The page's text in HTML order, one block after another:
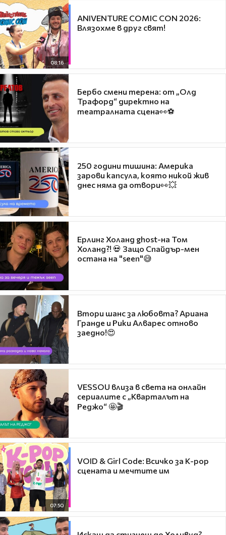
08:16
ANIVENTURE COMIC CON 2026:
Влязохме в друг свят!
Бербо смени терена: от „Олд
Трафорд“ директно на
театралната сцена👀⚽
250 години тишина: Америка
зарови капсула, която никой жив
днес няма да отвори👀💥
Ерлинг Холанд ghost-на Том
Холанд?! 💀 Защо Спайдър-мен
остана на "seen"😅
Втори шанс за любовта? Ариана
Гранде и Рики Алварес отново
заедно!😍
VESSOU влиза в света на онлайн
сериалите с „Кварталът на
Реджо“ 🤩🎬
07:50
VOID & Girl Code: Всичко за K-pop
сцената и мечтите им